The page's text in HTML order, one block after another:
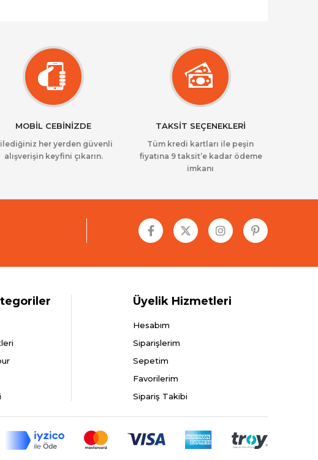
MOBİL CEBİNİZDE
her yerden güvenli
alışverişin keyfini çıkarın.
TAKSİT SEÇENEKLERİ
Tüm kredi kartları ile peşin
fiyatına 9 taksit’e kadar ödeme
imkanı
Üyelik Hizmetleri
Hesabım
Siparişlerim
Sepetim
Favorilerim
Sipariş Takibi